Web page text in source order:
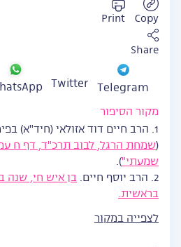
Copy
Print
Share
Telegram
Twitter
מקור הסיפור
1. הרב חיים דוד אזולאי (חיד"א)
(שמחת הרגל, לבוב תרכ"ד, דף ח
שמעתי").
2. הרב יוסף חיים.
בן איש חי,
בראשית.
לצפייה במקור